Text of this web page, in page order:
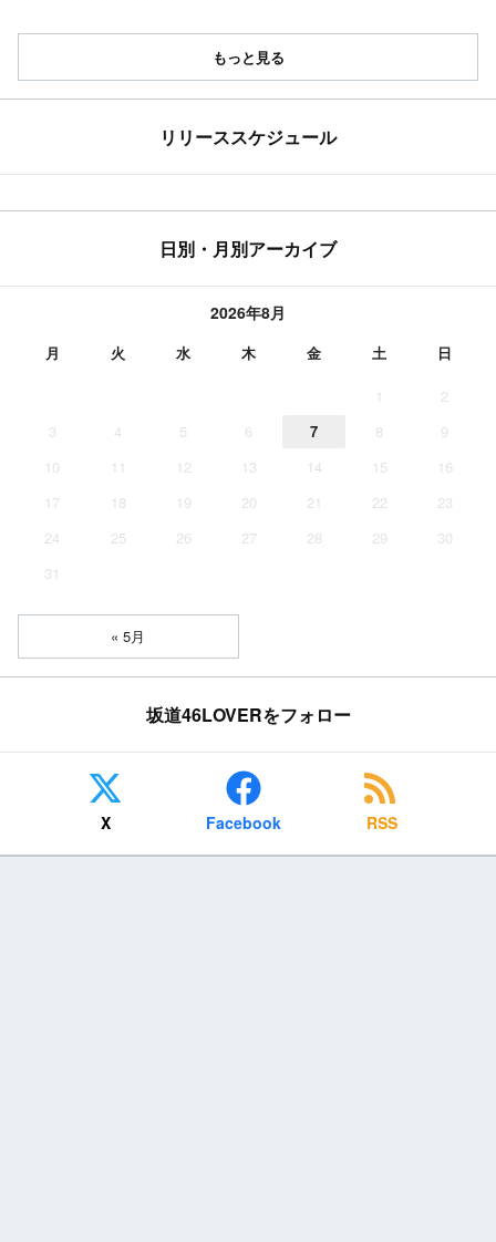
もっと見る
リリーススケジュール
日別・月別アーカイブ
2026年8月
月 火 水 木 金 土 日
1
2
3
4 5 6 7 8
9
10
11 12 13 14 15
16
17
18 19 20 21 22
23
24
25 26 27 28 29
30
31
« 5月
坂道46LOVERをフォロー
X Facebook RSS